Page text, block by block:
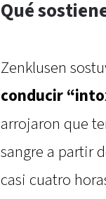
Qué
Zenklusen
conducir
arrojaron que
sangre a partir
casi cuatro